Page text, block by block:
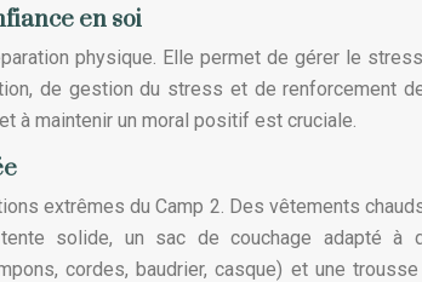
en soi
physique. Elle permet de gérer le
de gestion du stress et de renforcement
à maintenir un moral positif est cruciale.
extrêmes du Camp 2. Des vêtements
solide, un sac de couchage adapté à
cordes, baudrier, casque) et une